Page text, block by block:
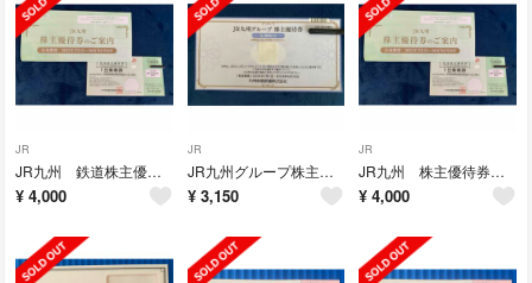
JR
JR九州 鉄道株主優待券
¥ 4,000
JR
JR九州グループ株主優待券
¥ 3,150
JR
JR九州 株主優待券 1枚より
¥ 4,000